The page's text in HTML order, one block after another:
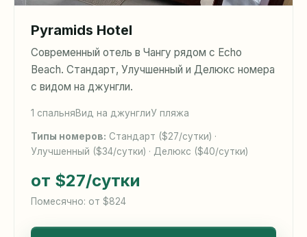
Pyramids Hotel
Современный отель в Чангу рядом с Echo
Beach. Стандарт, Улучшенный и Делюкс номера
с видом на джунгли.
1 спальняВид на джунглиУ пляжа
Типы номеров: Стандарт ($27/сутки) ·
Улучшенный ($34/сутки) · Делюкс ($40/сутки)
от $27/сутки
Помесячно: от $824